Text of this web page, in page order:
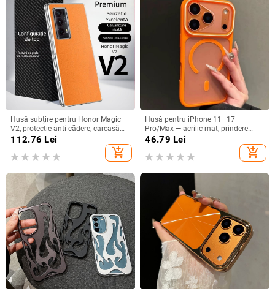
Husă subțire pentru Honor Magic
V2, protecție anti-cădere, carcasă
dură pentru ecran pliabil, finisaj PU
112.76 Lei
add_shopping_cart
Husă pentru iPhone 11–17
Pro/Max — acrilic mat, prindere
magnetică, protecție anti-cadere,
46.79 Lei
add_shopping_cart